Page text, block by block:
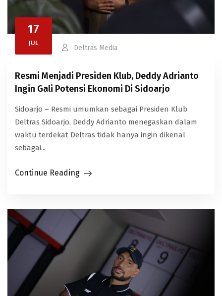
17
JUL
Deltras Media
Resmi Menjadi Presiden Klub, Deddy Adrianto
Ingin Gali Potensi Ekonomi Di Sidoarjo
Sidoarjo – Resmi umumkan sebagai Presiden Klub
Deltras Sidoarjo, Deddy Adrianto menegaskan dalam
waktu terdekat Deltras tidak hanya ingin dikenal
sebagai...
Continue Reading